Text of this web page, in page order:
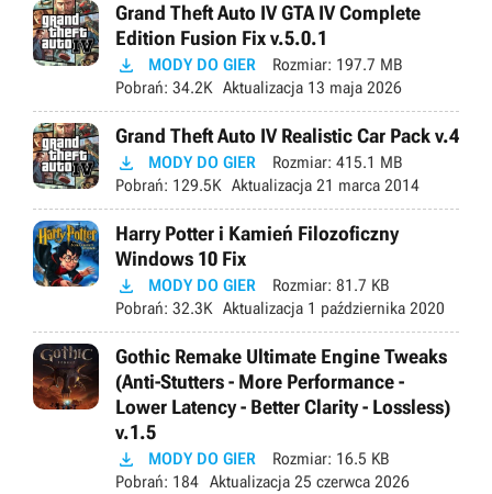
Grand Theft Auto IV GTA IV Complete
Edition Fusion Fix v.5.0.1
 MODY DO GIER Rozmiar: 197.7 MB
Pobrań: 34.2K Aktualizacja 13 maja 2026
Grand Theft Auto IV Realistic Car Pack v.4
 MODY DO GIER Rozmiar: 415.1 MB
Pobrań: 129.5K Aktualizacja 21 marca 2014
Harry Potter i Kamień Filozoficzny
Windows 10 Fix
 MODY DO GIER Rozmiar: 81.7 KB
Pobrań: 32.3K Aktualizacja 1 października 2020
Gothic Remake Ultimate Engine Tweaks
(Anti-Stutters - More Performance -
Lower Latency - Better Clarity - Lossless)
v.1.5
 MODY DO GIER Rozmiar: 16.5 KB
Pobrań: 184 Aktualizacja 25 czerwca 2026